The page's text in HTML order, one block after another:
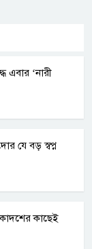
এবার ‘নারী
যে বড় স্বপ্ন
কাছেই